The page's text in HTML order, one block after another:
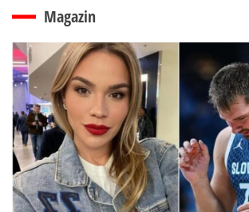
Magazin